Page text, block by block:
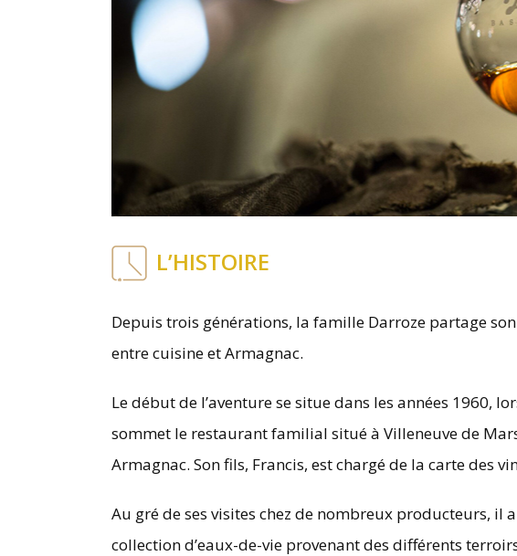
L’HISTOIRE
Depuis trois générations, la famille Darroze partage
entre cuisine et Armagnac.
Le début de l’aventure se situe dans les années 1960,
sommet le restaurant familial situé à Villeneuve de
Armagnac. Son fils, Francis, est chargé de la carte des
Au gré de ses visites chez de nombreux producteurs, il
collection d’eaux-de-vie provenant des différents